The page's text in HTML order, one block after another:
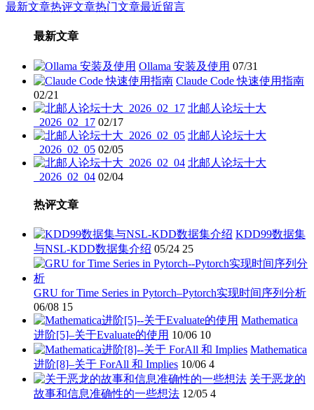
最新文章热评文章热门文章最近留言
最新文章
Ollama 安装及使用 07/31
Claude Code 快速使用指南
02/21
北邮人论坛十大
_2026_02_17 02/17
北邮人论坛十大
_2026_02_05 02/05
北邮人论坛十大
_2026_02_04 02/04
热评文章
KDD99数据集
与NSL-KDD数据集介绍 05/24 25
GRU for Time Series in Pytorch–Pytorch实现时间序列分析
06/08 15
Mathematica
进阶[5]–关于Evaluate的使用 10/06 10
Mathematica
进阶[8]–关于 ForAll 和 Implies 10/06 4
关于恶龙的
故事和信息准确性的一些想法 12/05 4